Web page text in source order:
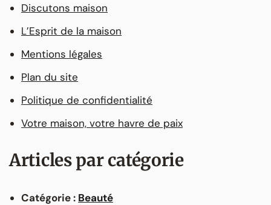
Discutons maison
L’Esprit de la maison
Mentions légales
Plan du site
Politique de confidentialité
Votre maison, votre havre de paix
Articles par catégorie
Catégorie : Beauté